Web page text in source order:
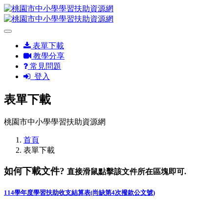
表單下載
教學分享
常見問題
登入
表單下載
桃園市中小學學習扶助資源網
首頁
表單下載
如何下載文件? 直接滑鼠點擊該文件所在區塊即可.
114學年度學習扶助收支結算表(尚缺第4次撥款公文號)